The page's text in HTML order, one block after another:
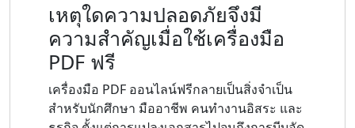
เหตุใดความปลอดภัยจึงมี
ความสำคัญเมื่อใช้เครื่องมือ
PDF ฟรี
เครื่องมือ PDF ออนไลน์ฟรีกลายเป็นสิ่งจำเป็น
สำหรับนักศึกษา มืออาชีพ คนทำงานอิสระ และ